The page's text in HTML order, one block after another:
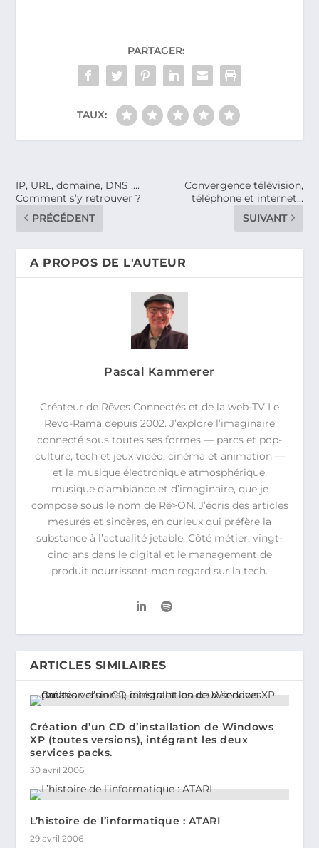
PARTAGER:
TAUX:
IP, URL, domaine, DNS ….
Comment s’y retrouver ?
PRÉCÉDENT
Convergence télévision,
téléphone et internet…
SUIVANT
A PROPOS DE L'AUTEUR
Pascal Kammerer
Créateur de Rêves Connectés et de la web-TV Le
Revo-Rama depuis 2002. J’explore l’imaginaire
connecté sous toutes ses formes — parcs et pop-
culture, tech et jeux vidéo, cinéma et animation —
et la musique électronique atmosphérique,
musique d’ambiance et d’imaginaire, que je
compose sous le nom de Rê>ON. J’écris des articles
mesurés et sincères, en curieux qui préfère la
substance à l’actualité jetable. Côté métier, vingt-
cinq ans dans le digital et le management de
produit nourrissent mon regard sur la tech.
ARTICLES SIMILAIRES
Création d’un CD d’installation de Windows
XP (toutes versions), intégrant les deux
services packs.
30 avril 2006
L’histoire de l’informatique : ATARI
29 avril 2006